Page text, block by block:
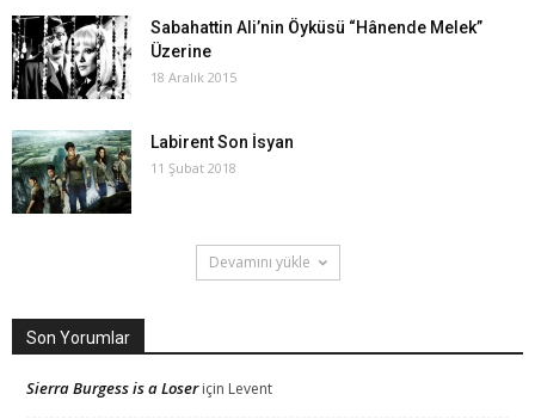
Sabahattin Ali’nin Öyküsü “Hânende Melek”
Üzerine
18 Aralık 2015
Labirent Son İsyan
11 Şubat 2018
Devamını yükle
Son Yorumlar
Sierra Burgess is a Loseriçin Levent